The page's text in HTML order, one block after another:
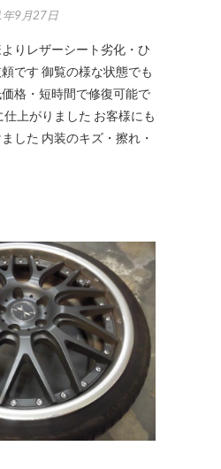
9月27日
りレザーシート劣化・ひ
です 御覧の様な状態でも
格・短時間で修復可能で
上がりました お客様にも
した 内装のキズ・擦れ・